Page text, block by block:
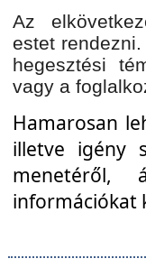
Az
estet
hegesztési
vagy a
Hamarosan
illetve igény
menetéről,
információkat